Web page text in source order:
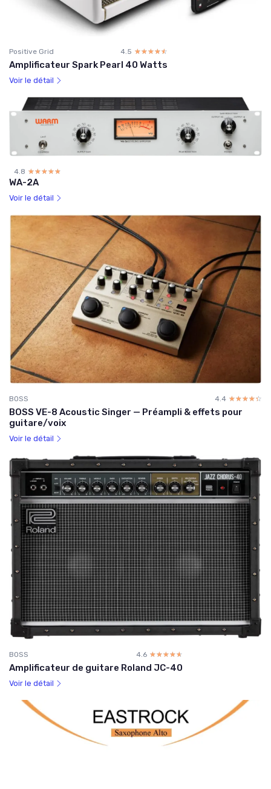
Positive Grid 4.5 ☆☆☆☆☆
★★★★★
Amplificateur Spark Pearl 40 Watts
Voir le détail
4.8 ☆☆☆☆☆
★★★★★
WA-2A
Voir le détail
BOSS 4.4 ☆☆☆☆☆
★★★★★
BOSS VE-8 Acoustic Singer — Préampli & effets pour
guitare/voix
Voir le détail
BOSS 4.6 ☆☆☆☆☆
★★★★★
Amplificateur de guitare Roland JC-40
Voir le détail